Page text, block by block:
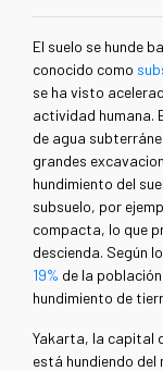
El suelo se hunde
conocido como
se ha visto
actividad humana.
de agua
grandes
hundimiento del
subsuelo, por
compacta, lo que
descienda. Según
19% de la
hundimiento de
Yakarta, la capital
está hundiendo